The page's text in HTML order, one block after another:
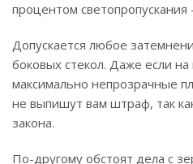
процентом светопропускания
Допускается любое
боковых стекол. Даже если
максимально непрозрачные
не выпишут вам штраф, так
закона.
По-другому обстоят дела с